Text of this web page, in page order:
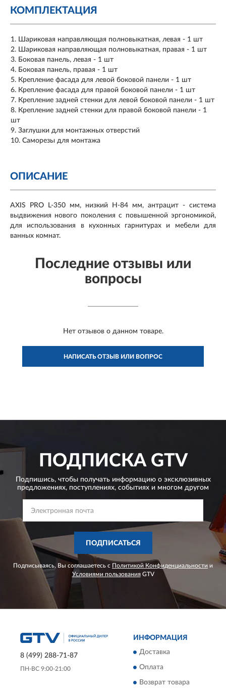
КОМПЛЕКТАЦИЯ
Шариковая направляющая полновыкатная, левая - 1 шт
Шариковая направляющая полновыкатная, правая - 1 шт
Боковая панель, левая - 1 шт
Боковая панель, правая - 1 шт
Крепление фасада для левой боковой панели - 1 шт
Крепление фасада для правой боковой панели - 1 шт
Крепление задней стенки для левой боковой панели - 1 шт
Крепление задней стенки для правой боковой панели - 1
шт
Заглушки для монтажных отверстий
Саморезы для монтажа
ОПИСАНИЕ
AXIS PRO L-350 мм, низкий H-84 мм, антрацит - система
выдвижения нового поколения с повышенной эргономикой,
для использования в кухонных гарнитурах и мебели для
ванных комнат.
Последние отзывы или
вопросы
Нет отзывов о данном товаре.
НАПИСАТЬ ОТЗЫВ ИЛИ ВОПРОС
ПОДПИСКАGTV
Подпишись, чтобы получать информацию о эксклюзивных
предложениях, поступлениях, событиях и многом другом
ПОДПИСАТЬСЯ
Подписываясь, Вы соглашаетесь с Политикой Конфиденциальности и
Условиями пользованияGTV
8 (499) 288-71-87
ПН-ВС 9:00-21:00
ИНФОРМАЦИЯ
Доставка
Оплата
Возврат товара